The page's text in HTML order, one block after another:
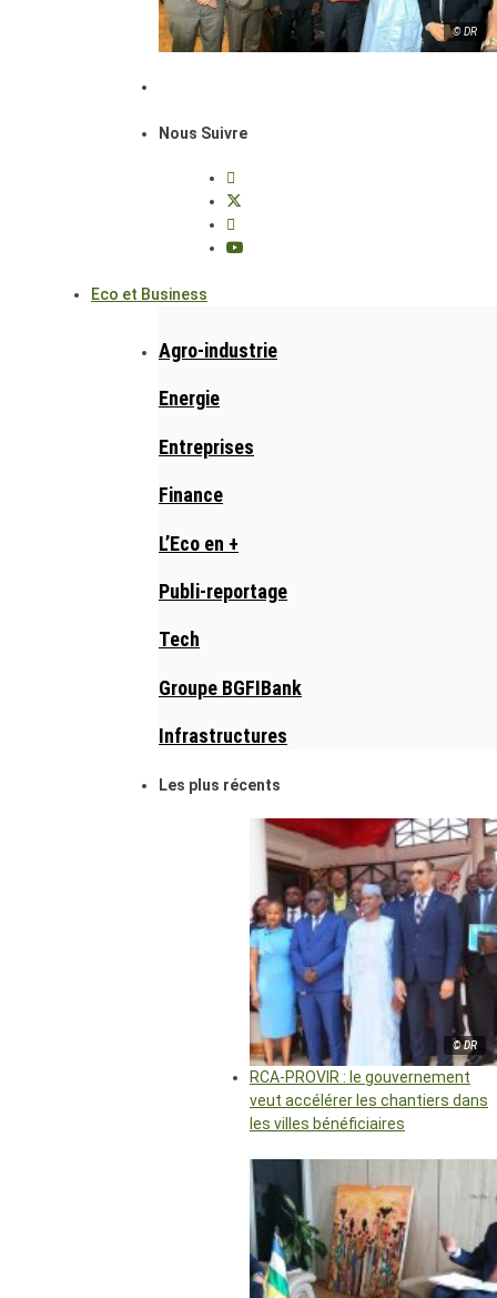
© DR
Nous Suivre
Eco et Business
Agro-industrie
Energie
Entreprises
Finance
L’Eco en +
Publi-reportage
Tech
Groupe BGFIBank
Infrastructures
Les plus récents
© DR
RCA-PROVIR : le gouvernement
veut accélérer les chantiers dans
les villes bénéficiaires